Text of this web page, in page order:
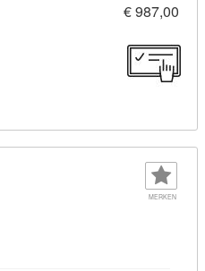
€ 987,00
MERKEN